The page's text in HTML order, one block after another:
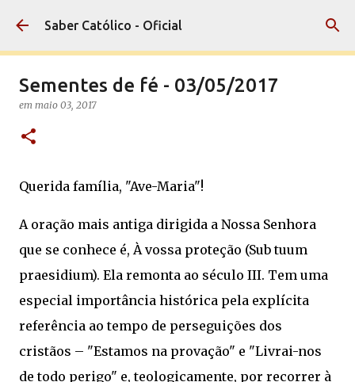
Pular para o conteúdo principal
Saber Católico - Oficial
Sementes de fé - 03/05/2017
em maio 03, 2017
Querida família, "Ave-Maria"!
A oração mais antiga dirigida a Nossa Senhora
que se conhece é, À vossa proteção (Sub tuum
praesidium). Ela remonta ao século III. Tem uma
especial importância histórica pela explícita
referência ao tempo de perseguições dos
cristãos – "Estamos na provação" e "Livrai-nos
de todo perigo" e, teologicamente, por recorrer à